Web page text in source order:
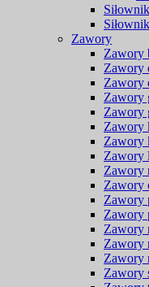
Zawory
Zawory
Zawory
Zawory
Zawory
Zawory
Zawory
Zawory
Zawory
Zawory
Zawory
Zawory
Zawory
Zawory
Zawory
Zawory
Zawory